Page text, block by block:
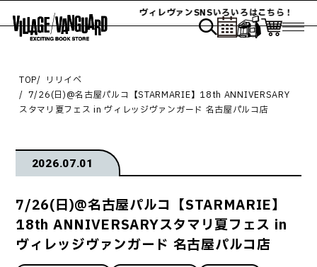
ヴィレヴァンSNSいろいろはこちら！
TOP
リリイベ
7/26(日)@名古屋パルコ【STARMARIE】18th ANNIVERSARY
スタマリ夏フェス in ヴィレッジヴァンガード 名古屋パルコ店
2026.07.01
7/26(日)@名古屋パルコ【STARMARIE】
18th ANNIVERSARYスタマリ夏フェス in
ヴィレッジヴァンガード 名古屋パルコ店